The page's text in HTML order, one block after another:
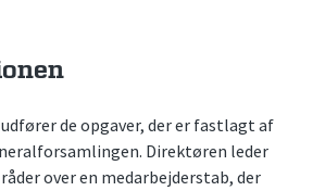
de opgaver, der er fastlagt af
Direktøren leder
over en medarbejderstab, der